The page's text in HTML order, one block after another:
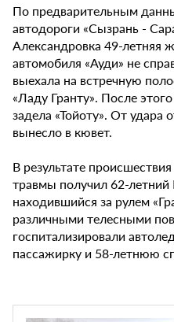
По предварительным
автодороги «Сызрань -
Александровка 49-летняя
автомобиля «Ауди» не
выехала на встречную
«Ладу Гранту». После
задела «Тойоту». От удара
вынесло в кювет.
В результате
травмы получил 62-летний
находившийся за рулем
различными телесными
госпитализировали
пассажирку и 58-летнюю